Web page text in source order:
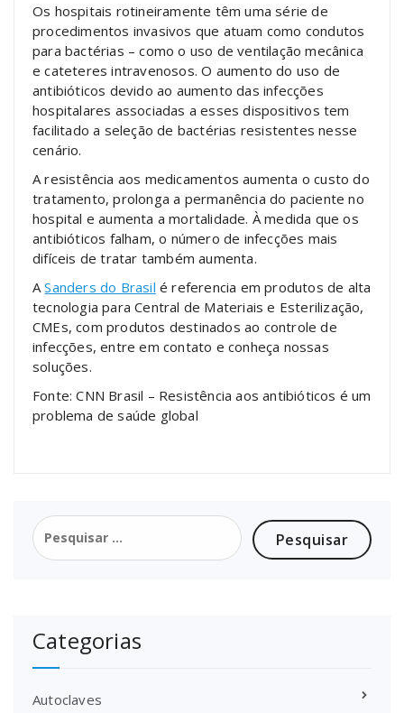
Os hospitais rotineiramente têm uma série de
procedimentos invasivos que atuam como condutos
para bactérias – como o uso de ventilação mecânica
e cateteres intravenosos. O aumento do uso de
antibióticos devido ao aumento das infecções
hospitalares associadas a esses dispositivos tem
facilitado a seleção de bactérias resistentes nesse
cenário.
A resistência aos medicamentos aumenta o custo do
tratamento, prolonga a permanência do paciente no
hospital e aumenta a mortalidade. À medida que os
antibióticos falham, o número de infecções mais
difíceis de tratar também aumenta.
ASanders do Brasil é referencia em produtos de alta
tecnologia para Central de Materiais e Esterilização,
CMEs, com produtos destinados ao controle de
infecções, entre em contato e conheça nossas
soluções.
Fonte: CNN Brasil – Resistência aos antibióticos é um
problema de saúde global
Pesquisar
por:
Categorias
Autoclaves